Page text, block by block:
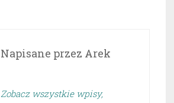
Napisane przez Arek
Zobacz wszystkie wpisy,